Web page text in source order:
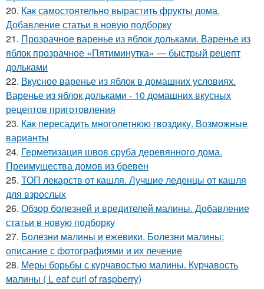
20. Как самостоятельно вырастить фрукты дома.
Добавление статьи в новую подборку
21. Прозрачное варенье из яблок дольками. Варенье из
яблок прозрачное «Пятиминутка» — быстрый рецепт
дольками
22. Вкусное варенье из яблок в домашних условиях.
Варенье из яблок дольками - 10 домашних вкусных
рецептов приготовления
23. Как пересадить многолетнюю гвоздику. Возможные
варианты
24. Герметизация швов сруба деревянного дома.
Преимущества домов из бревен
25. ТОП лекарств от кашля. Лучшие леденцы от кашля
для взрослых
26. Обзор болезней и вредителей малины. Добавление
статьи в новую подборку
27. Болезни малины и ежевики. Болезни малины:
описание с фотографиями и их лечение
28. Меры борьбы с курчавостью малины. Курчавость
малины ( L eaf curl of raspberry)